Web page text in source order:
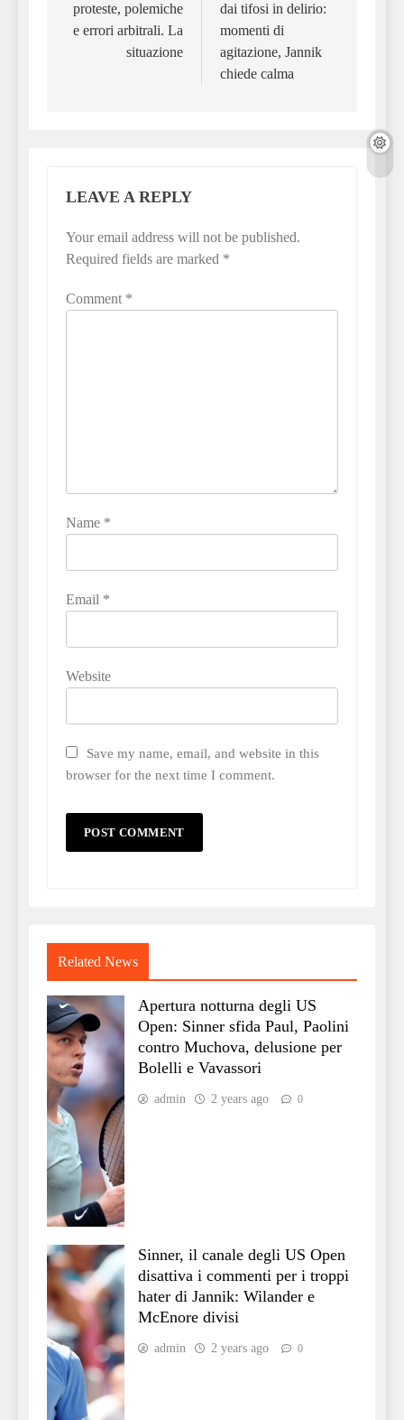
proteste, polemiche
e errori arbitrali. La
situazione
dai tifosi in delirio:
momenti di
agitazione, Jannik
chiede calma
LEAVE A REPLY
Your email address will not be published.
Required fields are marked *
Comment *
Name *
Email *
Website
Save my name, email, and website in this
browser for the next time I comment.
Related News
Apertura notturna degli US
Open: Sinner sfida Paul, Paolini
contro Muchova, delusione per
Bolelli e Vavassori
admin 2 years ago 0
Sinner, il canale degli US Open
disattiva i commenti per i troppi
hater di Jannik: Wilander e
McEnore divisi
admin 2 years ago 0